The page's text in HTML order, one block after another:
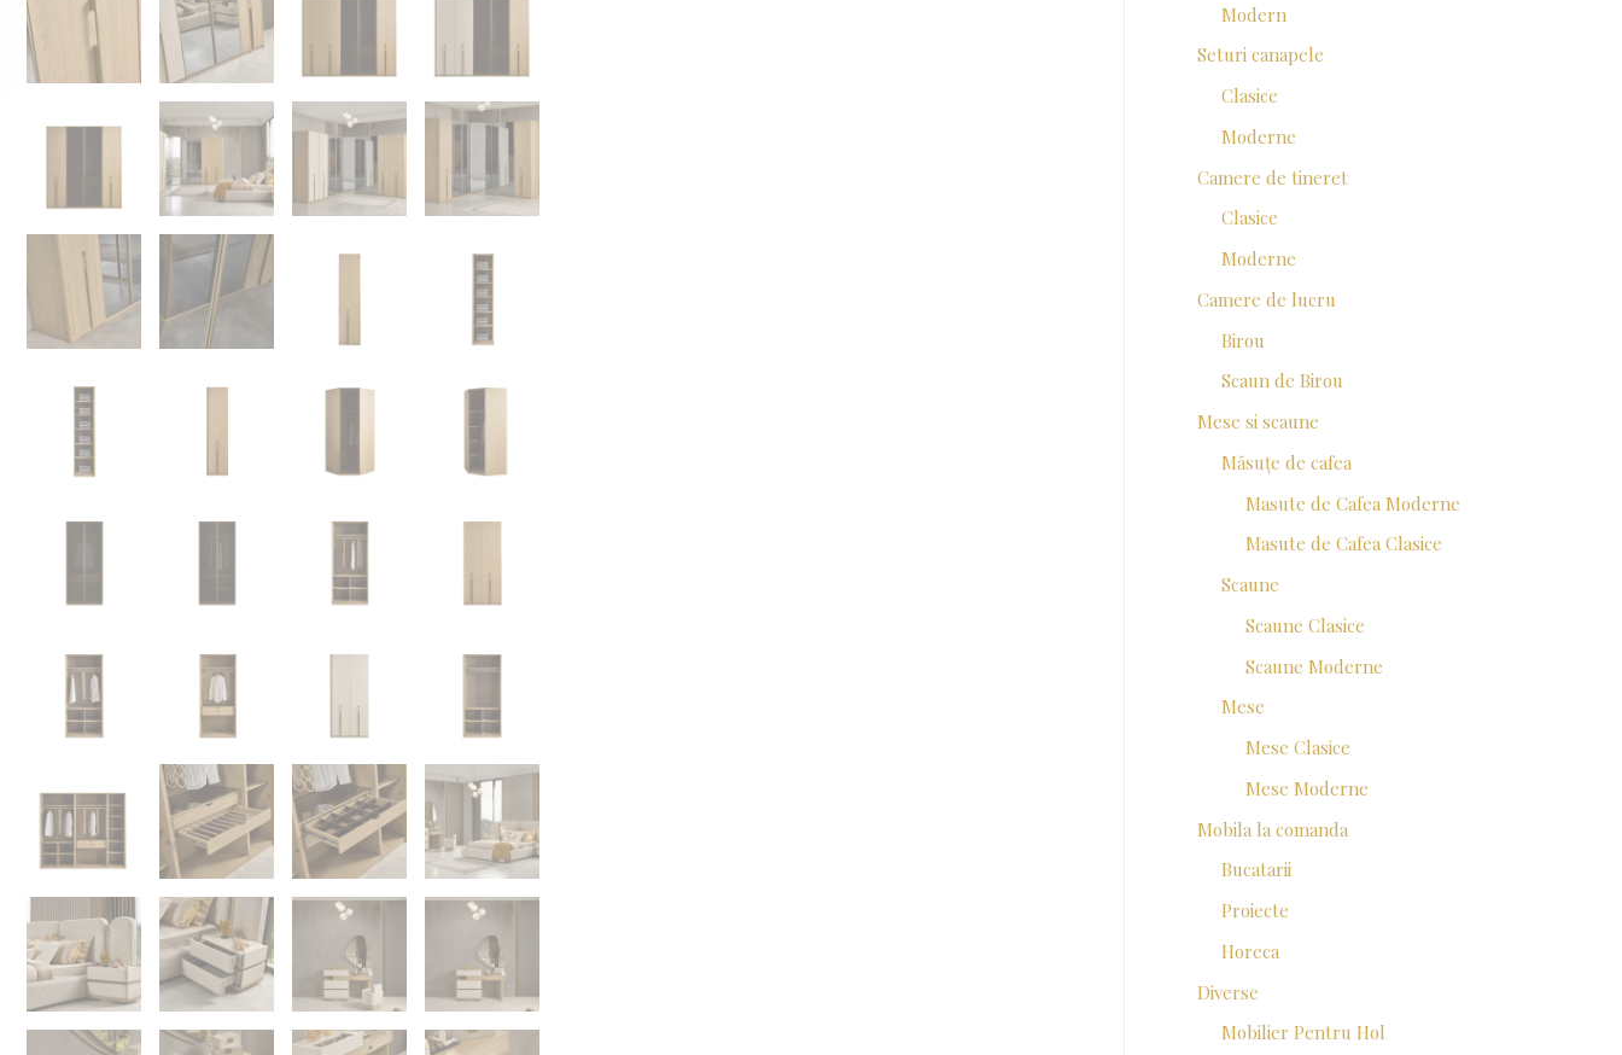
Modern
Seturi canapele
Clasice
Moderne
Camere de tineret
Clasice
Moderne
Camere de lucru
Birou
Scaun de Birou
Mese si scaune
Măsuțe de cafea
Masute de Cafea Moderne
Masute de Cafea Clasice
Scaune
Scaune Clasice
Scaune Moderne
Mese
Mese Clasice
Mese Moderne
Mobila la comanda
Bucatarii
Proiecte
Horeca
Diverse
Mobilier Pentru Hol